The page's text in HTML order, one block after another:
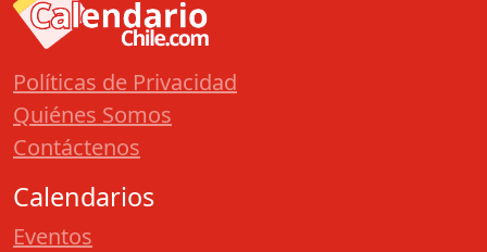
Políticas de Privacidad
Quiénes Somos
Contáctenos
Calendarios
Eventos